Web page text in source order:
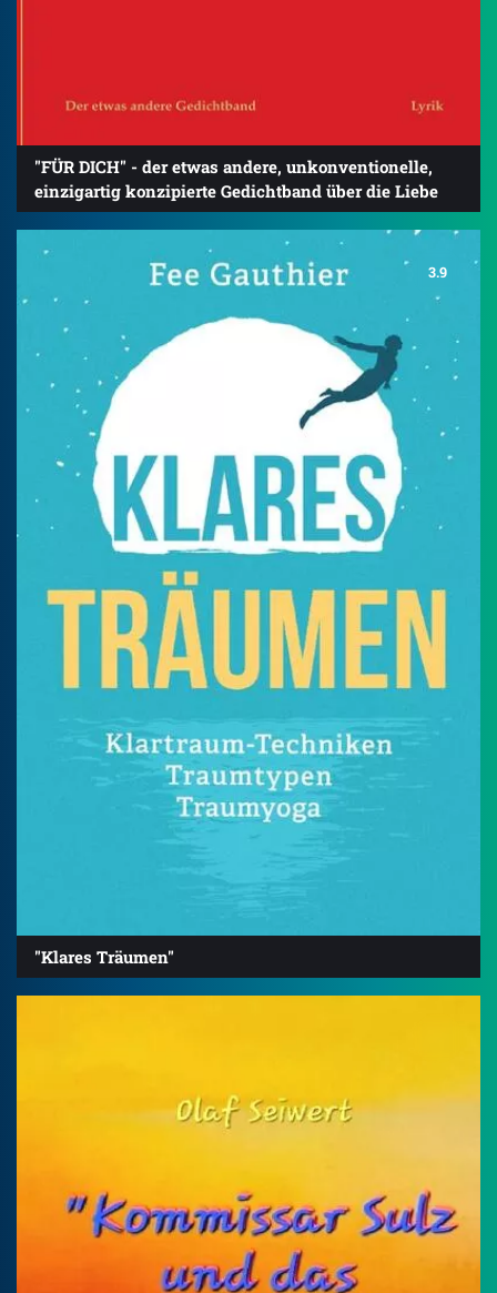
"FÜR DICH" - der etwas andere, unkonventionelle,
einzigartig konzipierte Gedichtband über die Liebe
3.9
"Klares Träumen"